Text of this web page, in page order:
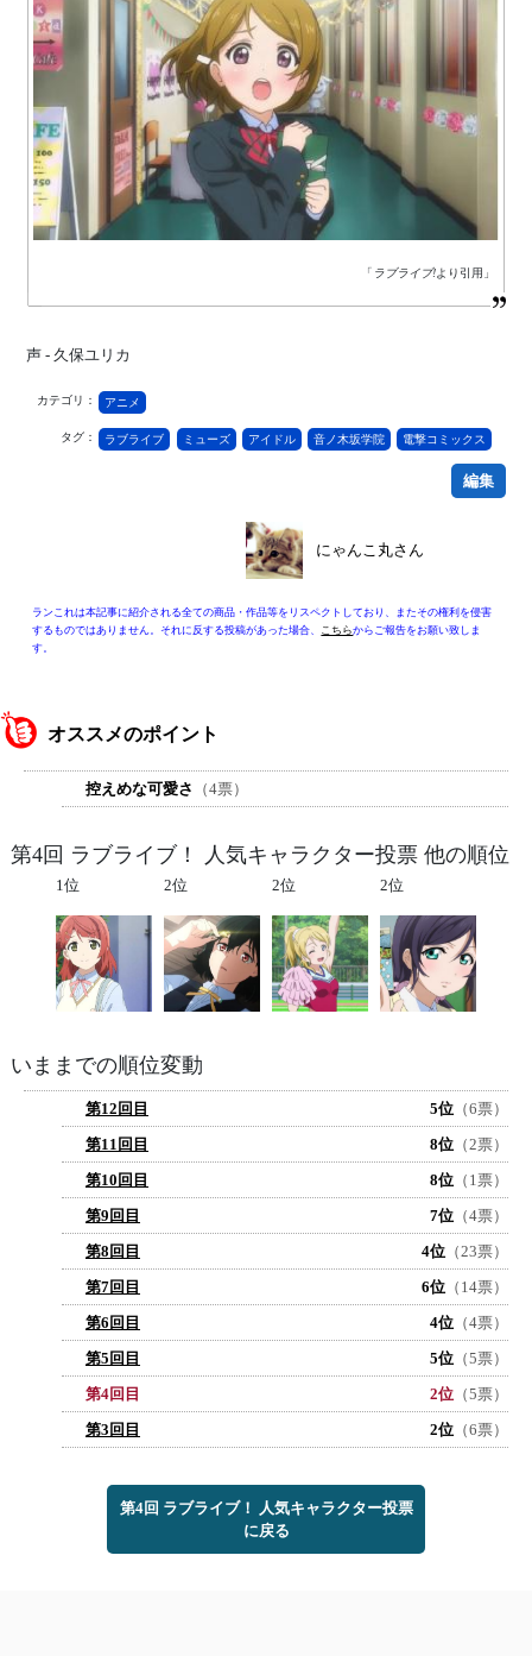
「 ラブライブ!より引用」
声 - 久保ユリカ
カテゴリ： アニメ
タグ： ラブライブ ミューズ アイドル 音ノ木坂学院 電撃コミックス
編集
にゃんこ丸さん
ランこれは本記事に紹介される全ての商品・作品等をリスペクトしており、またその権利を侵害
するものではありません。それに反する投稿があった場合、 こちらからご報告をお願い致しま
す。
オススメのポイント
控えめな可愛さ （4票）
第4回 ラブライブ！ 人気キャラクター投票 他の順位
1位 2位 2位 2位
いままでの順位変動
第12回目 5位 （6票）
第11回目
8位 （2票）
第10回目
8位 （1票）
第9回目
7位 （4票）
第8回目
4位 （23票）
第7回目
6位 （14票）
第6回目
4位 （4票）
第5回目
5位 （5票）
第4回目
2位 （5票）
第3回目
2位 （6票）
第4回 ラブライブ！ 人気キャラクター投票
に戻る